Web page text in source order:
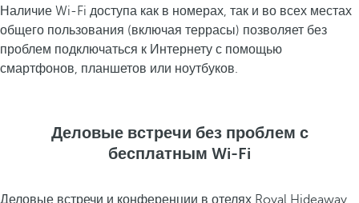
Наличие Wi-Fi доступа как в номерах, так и во всех местах
общего пользования (включая террасы) позволяет без
проблем подключаться к Интернету с помощью
смартфонов, планшетов или ноутбуков.
Деловые встречи без проблем с
бесплатным Wi-Fi
Деловые встречи и конференции в отелях Royal Hideaway